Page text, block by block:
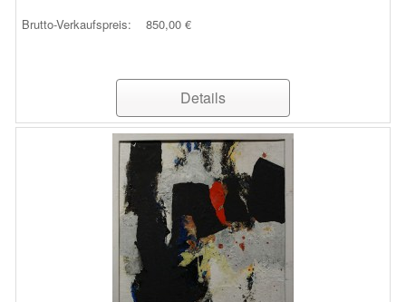
Brutto-Verkaufspreis: 850,00 €
Details